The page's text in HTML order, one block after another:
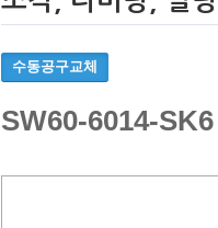
수동공구교체
SW60-6014-SK6